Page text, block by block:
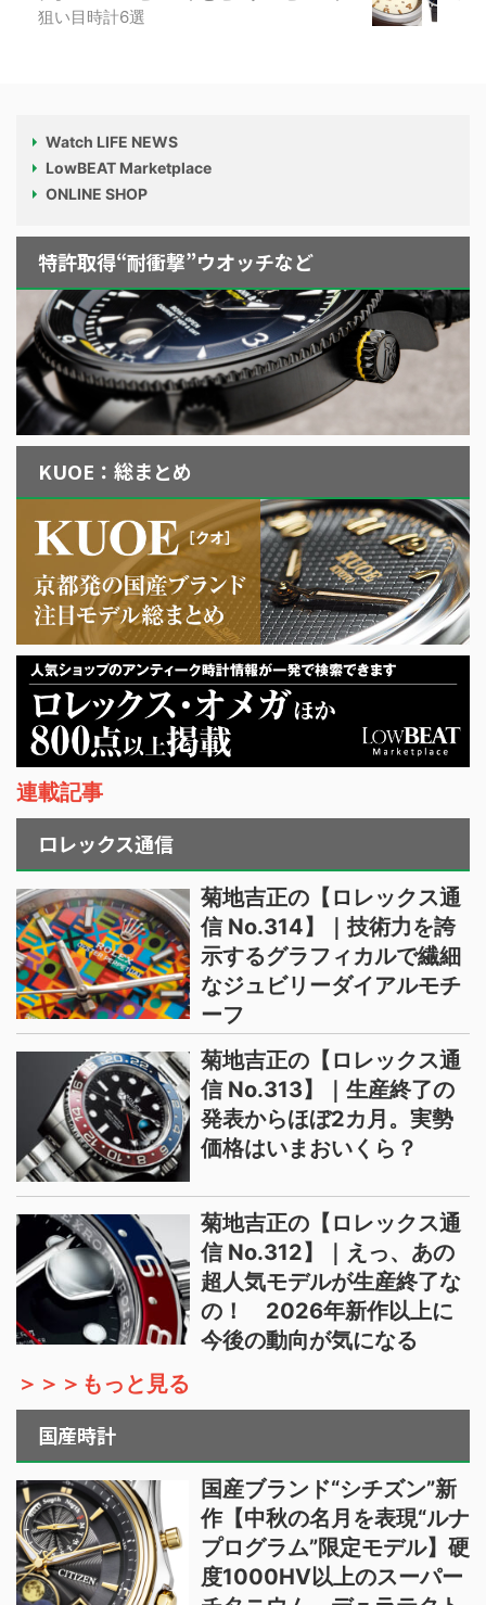
狙い目時計6選
Watch LIFE NEWS
LowBEAT Marketplace
ONLINE SHOP
特許取得“耐衝撃”ウオッチなど
KUOE：総まとめ
連載記事
ロレックス通信
菊地吉正の【ロレックス通
信 No.314】｜技術力を誇
示するグラフィカルで繊細
なジュビリーダイアルモチ
ーフ
菊地吉正の【ロレックス通
信 No.313】｜生産終了の
発表からほぼ2カ月。実勢
価格はいまおいくら？
菊地吉正の【ロレックス通
信 No.312】｜えっ、あの
超人気モデルが生産終了な
の！ 2026年新作以上に
今後の動向が気になる
＞＞＞もっと見る
国産時計
国産ブランド“シチズン”新
作【中秋の名月を表現“ルナ
プログラム”限定モデル】硬
度1000HV以上のスーパー